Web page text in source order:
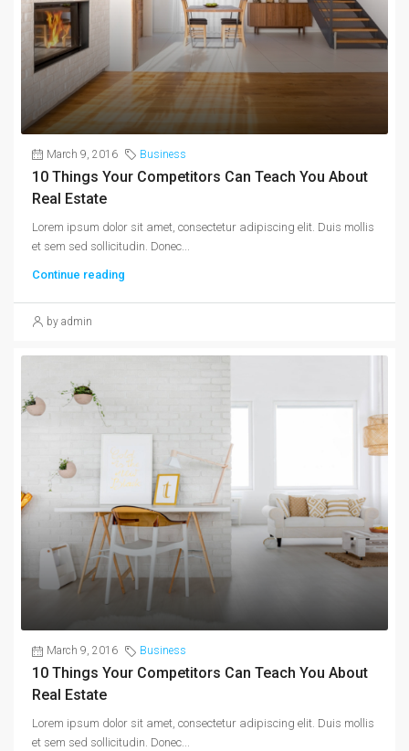
March 9, 2016 Business
10 Things Your Competitors Can Teach You About
Real Estate
Lorem ipsum dolor sit amet, consectetur adipiscing elit. Duis mollis
et sem sed sollicitudin. Donec...
Continue reading
by admin
March 9, 2016 Business
10 Things Your Competitors Can Teach You About
Real Estate
Lorem ipsum dolor sit amet, consectetur adipiscing elit. Duis mollis
et sem sed sollicitudin. Donec...